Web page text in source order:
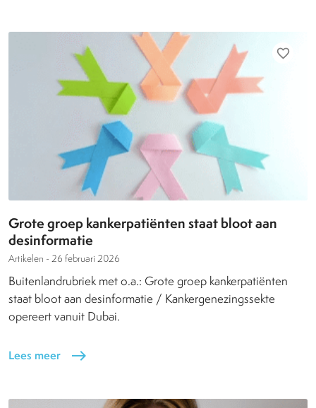
favorite_border
Grote groep kankerpatiënten staat bloot aan
desinformatie
Artikelen - 26 februari 2026
Buitenlandrubriek met o.a.: Grote groep kankerpatiënten
staat bloot aan desinformatie / Kankergenezingssekte
opereert vanuit Dubai.
Lees meer east